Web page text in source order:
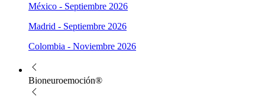
México - Septiembre 2026
Madrid - Septiembre 2026
Colombia - Noviembre 2026
Bioneuroemoción®